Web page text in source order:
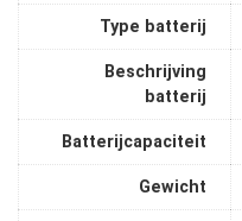
Type batterij
Beschrijving
batterij
Batterijcapaciteit
Gewicht